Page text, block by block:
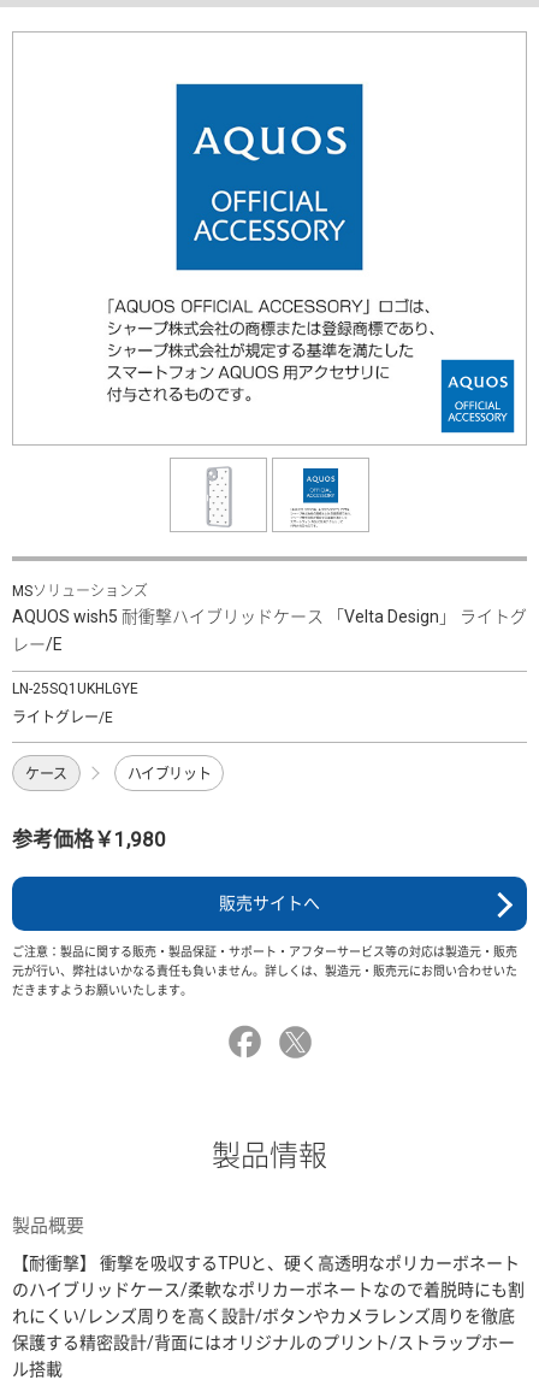
MSソリューションズ
AQUOS wish5 耐衝撃ハイブリッドケース 「Velta Design」 ライトグ
レー/E
LN-25SQ1UKHLGYE
ライトグレー/E
ケース ハイブリット
参考価格￥1,980
販売サイトへ
ご注意：製品に関する販売・製品保証・サポート・アフターサービス等の対応は製造元・販売
元が行い、弊社はいかなる責任も負いません。詳しくは、製造元・販売元にお問い合わせいた
だきますようお願いいたします。
製品情報
製品概要
【耐衝撃】 衝撃を吸収するTPUと、硬く高透明なポリカーボネート
のハイブリッドケース/柔軟なポリカーボネートなので着脱時にも割
れにくい/レンズ周りを高く設計/ボタンやカメラレンズ周りを徹底
保護する精密設計/背面にはオリジナルのプリント/ストラップホー
ル搭載